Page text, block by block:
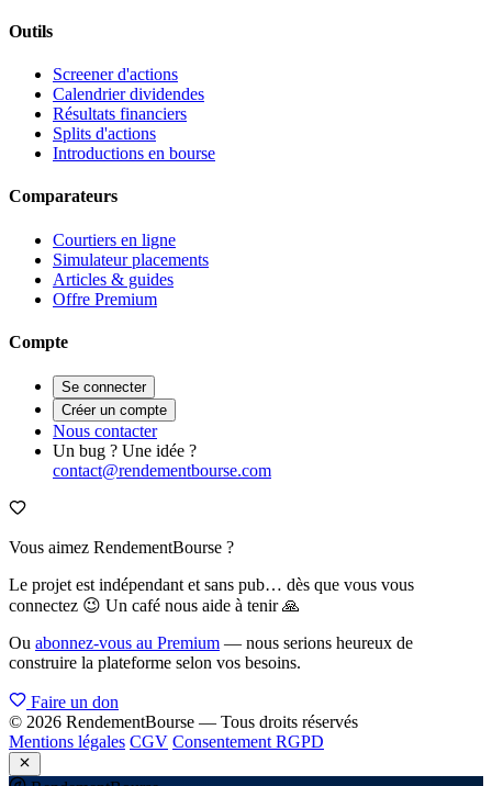
Outils
Screener d'actions
Calendrier dividendes
Résultats financiers
Splits d'actions
Introductions en bourse
Comparateurs
Courtiers en ligne
Simulateur placements
Articles & guides
Offre Premium
Compte
Se connecter
Créer un compte
Nous contacter
Un bug ? Une idée ?
contact@rendementbourse.com
Vous aimez RendementBourse ?
Le projet est indépendant et sans pub… dès que vous vous
connectez 😉 Un café nous aide à tenir 🙏
Ou abonnez-vous au Premium — nous serions heureux de
construire la plateforme selon vos besoins.
Faire un don
© 2026 RendementBourse — Tous droits réservés
Mentions légales CGV Consentement RGPD